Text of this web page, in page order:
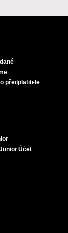
předplatitele
Účet